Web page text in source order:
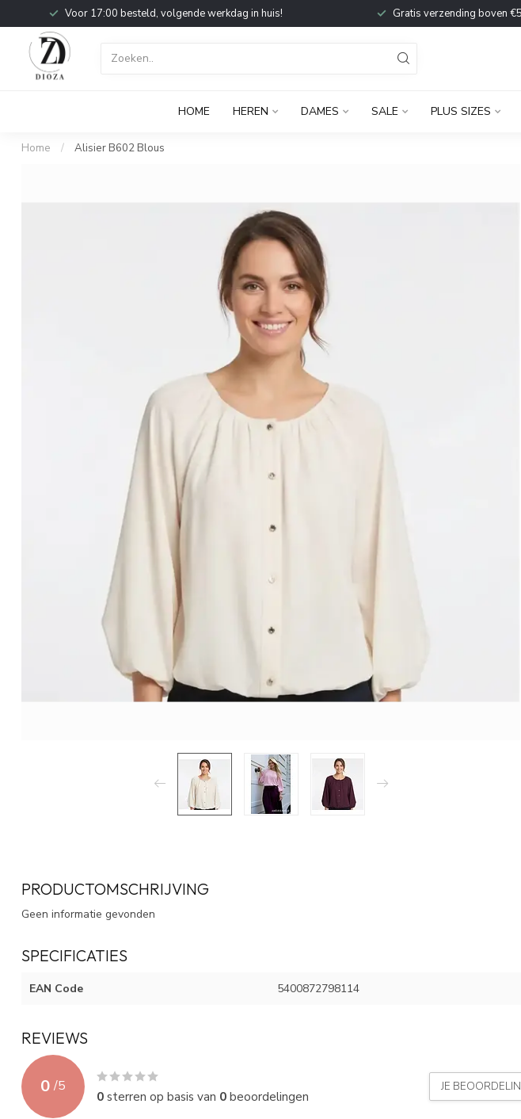
Voor 17:00 besteld, volgende werkdag in huis! Gratis verzending boven
HOME HEREN DAMES SALE PLUS SIZES
Home / Alisier B602 Blous
PRODUCTOMSCHRIJVING
Geen informatie gevonden
SPECIFICATIES
EAN Code 5400872798114
REVIEWS
0 /5
0sterren op basis van 0beoordelingen
JE